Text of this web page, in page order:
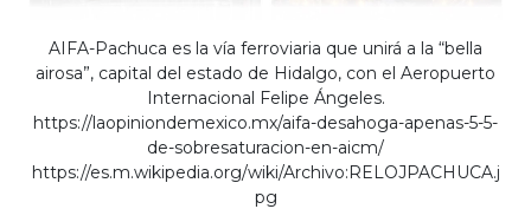
AIFA-Pachuca es la vía ferroviaria que unirá a la “bella
airosa”, capital del estado de Hidalgo, con el Aeropuerto
Internacional Felipe Ángeles.
https://laopiniondemexico.mx/aifa-desahoga-apenas-5-5-
de-sobresaturacion-en-aicm/
https://es.m.wikipedia.org/wiki/Archivo:RELOJPACHUCA.j
pg